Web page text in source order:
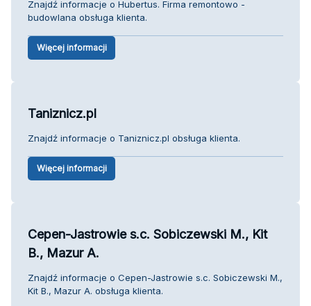
Znajdź informacje o Hubertus. Firma remontowo -
budowlana obsługa klienta.
Więcej informacji
Taniznicz.pl
Znajdź informacje o Taniznicz.pl obsługa klienta.
Więcej informacji
Cepen-Jastrowie s.c. Sobiczewski M., Kit
B., Mazur A.
Znajdź informacje o Cepen-Jastrowie s.c. Sobiczewski M.,
Kit B., Mazur A. obsługa klienta.